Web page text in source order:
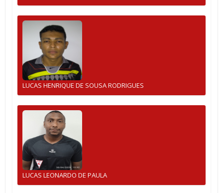
LUCAS HENRIQUE DE SOUSA RODRIGUES
LUCAS LEONARDO DE PAULA